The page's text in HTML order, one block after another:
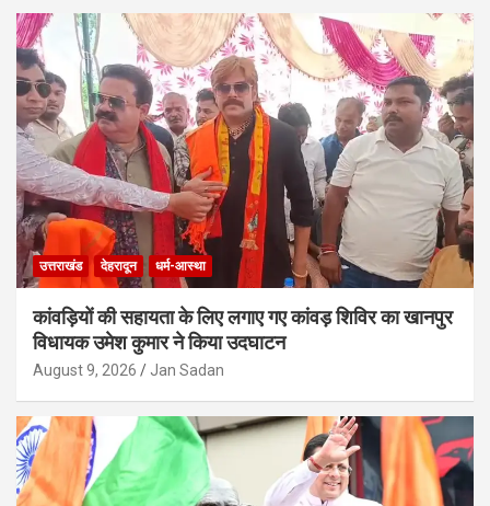
उत्तराखंड देहरादून धर्म-आस्था
कांवड़ियों की सहायता के लिए लगाए गए कांवड़ शिविर का खानपुर
विधायक उमेश कुमार ने किया उदघाटन
August 9, 2026 Jan Sadan